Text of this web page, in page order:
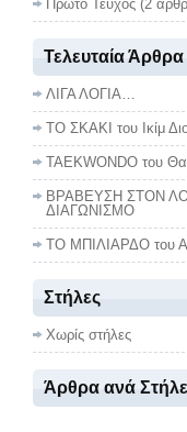
Πρώτο Τεύχος (2
Τελευταία Άρθρα
ΛΙΓΑ ΛΟΓΙΑ…
ΤΟ ΣΚΑΚΙ του Ικίμ
TAEKWONDO του
ΒΡΑΒΕΥΣΗ ΣΤΟΝ
ΔΙΑΓΩΝΙΣΜΟ
ΤΟ ΜΠΙΛΙΑΡΔΟ του
Στήλες
Χωρίς στήλες
Άρθρα ανά